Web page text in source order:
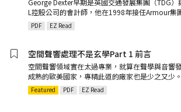
L控股公司的會計師，他在1998年接任Armour集
PDF EZ Read
空間聲響處理不是玄學Part 1 前言
空間聲響領域實在太過專業，就算在聲學與音響
成熟的歐美國家，專精此道的廠家也是少之又少。
Featured PDF EZ Read